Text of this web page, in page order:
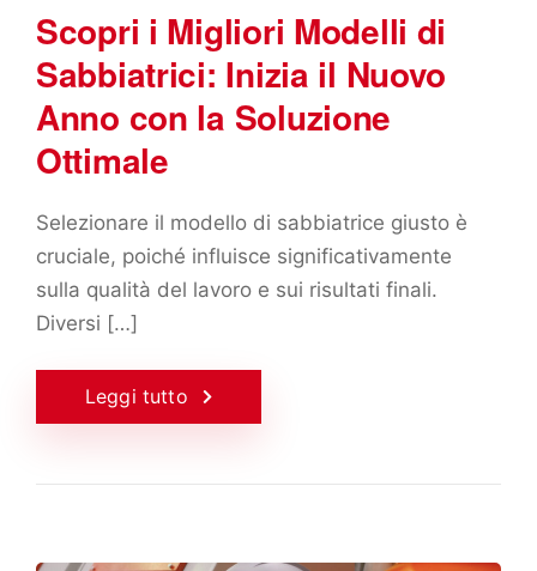
Scopri i Migliori Modelli di
Sabbiatrici: Inizia il Nuovo
Anno con la Soluzione
Ottimale
Selezionare il modello di sabbiatrice giusto è
cruciale, poiché influisce significativamente
sulla qualità del lavoro e sui risultati finali.
Diversi […]
Leggi tutto